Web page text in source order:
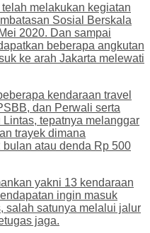
melakukan kegiatan
Sosial Berskala
2020. Dan sampai
beberapa angkutan
ke arah Jakarta melewati
kendaraan travel
dan Perwali serta
tepatnya melanggar
trayek dimana
atau denda Rp 500
yakni 13 kendaraan
ingin masuk
salah satunya melalui jalur
jaga.